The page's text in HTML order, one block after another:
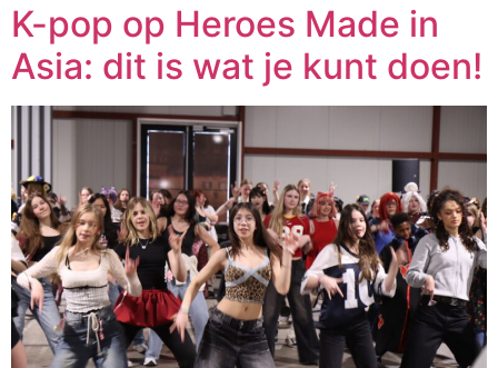
K-pop op Heroes Made in
Asia: dit is wat je kunt doen!